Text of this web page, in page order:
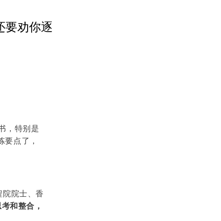
要劝你逐
，特别是
点了，
院士、香
和整合，